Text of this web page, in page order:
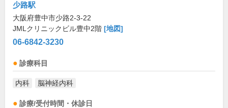
少路駅
大阪府豊中市少路2-3-22
JMLクリニックビル豊中2階 [地図]
06-6842-3230
診療科目
内科 脳神経内科
診療/受付時間・休診日